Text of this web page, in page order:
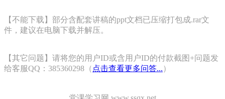
【不能下载】部分含配套讲稿的ppt文档已压缩打包成.rar文
件，建议在电脑下载并解压。
【其它问题】请将您的用户ID或含用户ID的付款截图+问题发
给客服QQ：385360298（ 点击查看更多问答...）